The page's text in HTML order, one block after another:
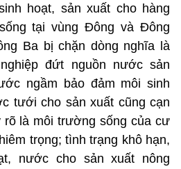
hoạt, sản xuất cho hàng
tại vùng Đông và Đông
Ba bị chặn dòng nghĩa là
đứt nguồn nước sản
ngầm bảo đảm môi sinh
tưới cho sản xuất cũng cạn
rõ là môi trường sống của cư
trọng; tình trạng khô hạn,
nước cho sản xuất nông